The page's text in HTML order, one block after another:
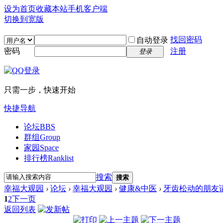
设为首页收藏本站手机客户端
切换到宽版
自动登录 找回密码
密码
登录 注册
只需一步，快速开始
快捷导航
论坛BBS
群组Group
家园 Space
排行榜Ranklist
搜索 搜索
幸福大观园 › 论坛 › 幸福大观园 › 健康&中医 › 牙齿松动的朋友
12下一页
返回列表